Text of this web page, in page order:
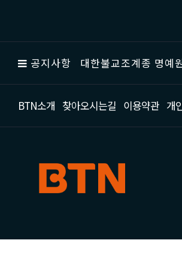
공지사항 대한불교조계종 명예
BTN소개 찾아오시는길 이용약관 개